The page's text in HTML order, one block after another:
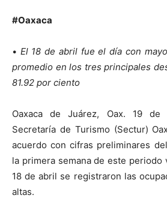
#Oaxaca
• El 18 de abril fue el día con
promedio en los tres principales
81.92 por ciento
Oaxaca de Juárez, Oax. 19
Secretaría de Turismo (Sectur)
acuerdo con cifras preliminares
la primera semana de este periodo
18 de abril se registraron las
altas.